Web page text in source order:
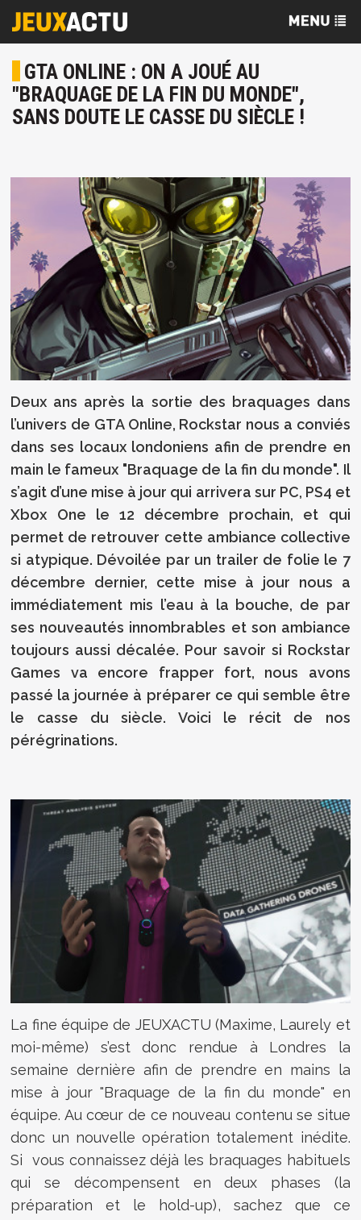
GTA ONLINE : ON A JOUÉ AU
"BRAQUAGE DE LA FIN DU MONDE",
SANS DOUTE LE CASSE DU SIÈCLE !
Deux ans après la sortie des braquages dans
l’univers de GTA Online, Rockstar nous a conviés
dans ses locaux londoniens afin de prendre en
main le fameux "Braquage de la fin du monde". Il
s’agit d’une mise à jour qui arrivera sur PC, PS4 et
Xbox One le 12 décembre prochain, et qui
permet de retrouver cette ambiance collective
si atypique. Dévoilée par un trailer de folie le 7
décembre dernier, cette mise à jour nous a
immédiatement mis l’eau à la bouche, de par
ses nouveautés innombrables et son ambiance
toujours aussi décalée. Pour savoir si Rockstar
Games va encore frapper fort, nous avons
passé la journée à préparer ce qui semble être
le casse du siècle. Voici le récit de nos
pérégrinations.
La fine équipe de JEUXACTU (Maxime, Laurely et
moi-même) s’est donc rendue à Londres la
semaine dernière afin de prendre en mains la
mise à jour "Braquage de la fin du monde" en
équipe. Au cœur de ce nouveau contenu se situe
donc un nouvelle opération totalement inédite.
Si vous connaissez déjà les braquages habituels
qui se décompensent en deux phases (la
préparation et le hold-up), sachez que ce